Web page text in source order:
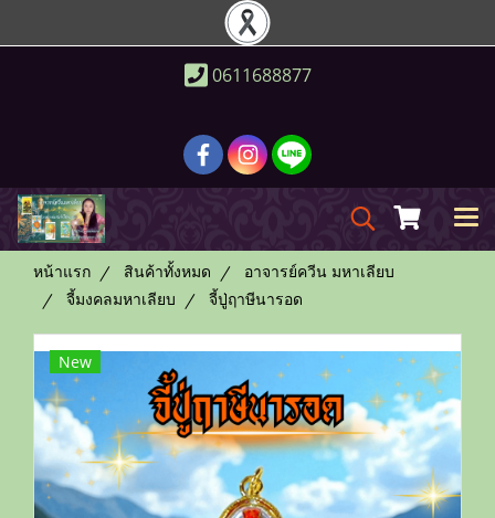
0611688877
หน้าแรก สินค้าทั้งหมด
อาจารย์ควีน มหาเลียบ
จี้มงคลมหาเลียบ
จี้ปู่ฤาษีนารอด
New